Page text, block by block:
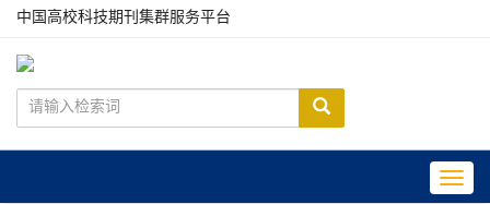
中国高校科技期刊集群服务平台